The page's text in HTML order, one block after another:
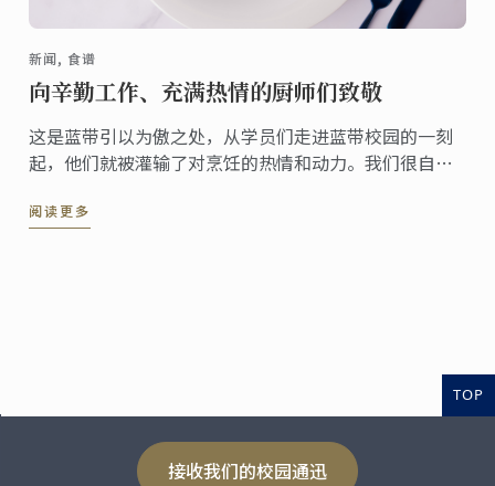
新闻, 食谱
向辛勤工作、充满热情的厨师们致敬
这是蓝带引以为傲之处，从学员们走进蓝带校园的一刻
起，他们就被灌输了对烹饪的热情和动力。我们很自豪
进入餐饮行业。
阅读更多
TOP
接收我们的校园通迅